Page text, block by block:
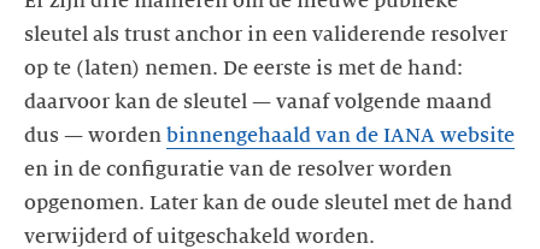
sleutel als trust anchor in een validerende resolver
op te (laten) nemen. De eerste is met de hand:
daarvoor kan de sleutel — vanaf volgende maand
dus — worden binnengehaald van de IANA website
en in de configuratie van de resolver worden
opgenomen. Later kan de oude sleutel met de hand
verwijderd of uitgeschakeld worden.